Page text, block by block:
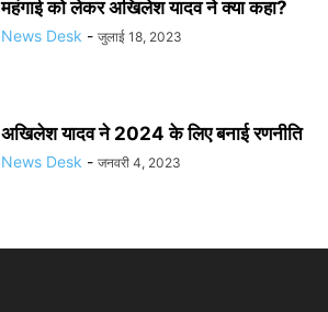
महंगाई को लेकर अखिलेश यादव ने क्या कहा?
News Desk - जुलाई 18, 2023
अखिलेश यादव ने 2024 के लिए बनाई रणनीति
News Desk - जनवरी 4, 2023